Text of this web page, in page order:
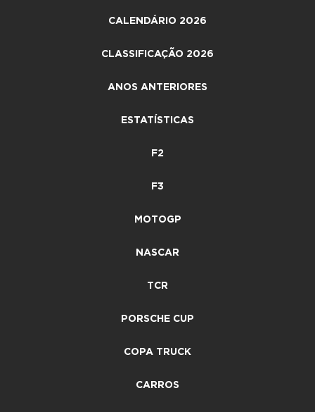
CALENDÁRIO 2026
CLASSIFICAÇÃO 2026
ANOS ANTERIORES
ESTATÍSTICAS
F2
F3
MOTOGP
NASCAR
TCR
PORSCHE CUP
COPA TRUCK
CARROS